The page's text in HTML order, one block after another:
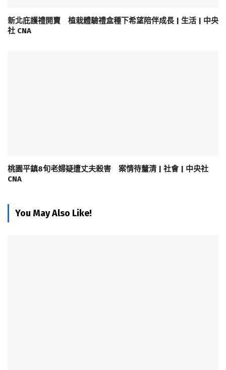
新北庇護禮開賣 植栽體驗禮盒種下希望陪伴成長 | 生活 | 中央
社 CNA
桃園平鎮8旬老婦疑遭丈夫殺害 案情待釐清 | 社會 | 中央社
CNA
You May Also Like!